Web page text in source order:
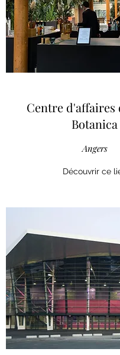
Centre d'affaires
Botanica
Angers
Découvrir ce